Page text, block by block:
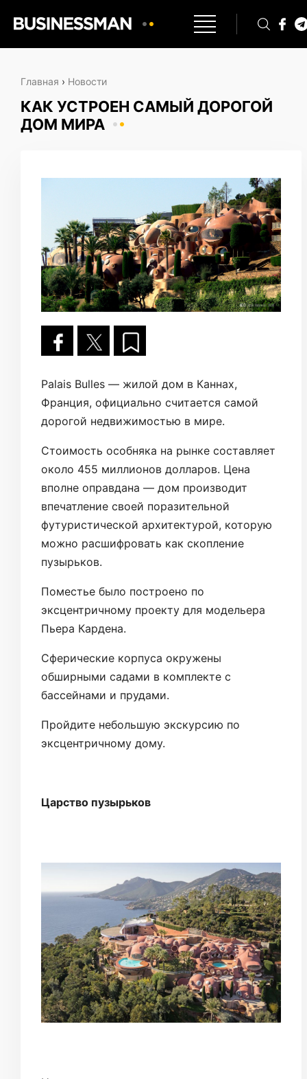
Главная › Новости
КАК УСТРОЕН САМЫЙ ДОРОГОЙ
ДОМ МИРА
Palais Bulles — жилой дом в Каннах,
Франция, официально считается самой
дорогой недвижимостью в мире.
Стоимость особняка на рынке составляет
около 455 миллионов долларов. Цена
вполне оправдана — дом производит
впечатление своей поразительной
футуристической архитектурой, которую
можно расшифровать как скопление
пузырьков.
Поместье было построено по
эксцентричному проекту для модельера
Пьера Кардена.
Сферические корпуса окружены
обширными садами в комплекте с
бассейнами и прудами.
Пройдите небольшую экскурсию по
эксцентричному дому.
Царство пузырьков